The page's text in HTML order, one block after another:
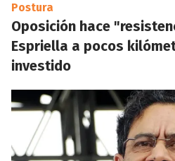
Postura
Oposición hace
Espriella a pocos
investido